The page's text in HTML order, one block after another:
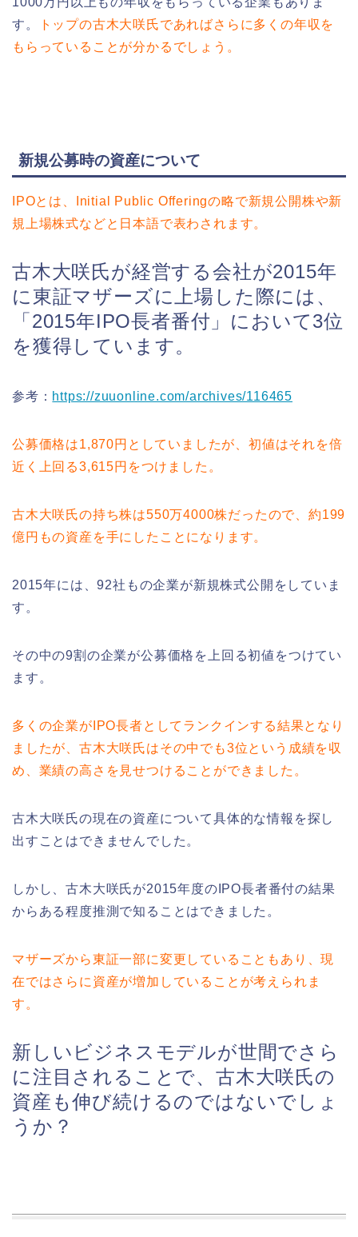
す。
トップの古木大咲氏であればさらに多くの年収を
もらっていることが分かるでしょう。
新規公募時の資産について
IPOとは、Initial Public Offeringの略で新規公開株や新
規上場株式などと日本語で表わされます。
古木大咲氏が経営する会社が2015年
に東証マザーズに上場した際には、
「2015年IPO長者番付」において3位
を獲得しています。
参考： https://zuuonline.com/archives/116465
公募価格は1,870円としていましたが、初値はそれを倍
近く上回る3,615円をつけました。
古木大咲氏の持ち株は550万4000株だったので、約199
億円もの資産を手にしたことになります。
2015年には、92社もの企業が新規株式公開をしていま
す。
その中の9割の企業が公募価格を上回る初値をつけてい
ます。
多くの企業がIPO長者としてランクインする結果となり
ましたが、古木大咲氏はその中でも3位という成績を収
め、業績の高さを見せつけることができました。
古木大咲氏の現在の資産について具体的な情報を探し
出すことはできませんでした。
しかし、古木大咲氏が2015年度のIPO長者番付の結果
からある程度推測で知ることはできました。
マザーズから東証一部に変更していることもあり、現
在ではさらに資産が増加していることが考えられま
す。
新しいビジネスモデルが世間でさら
に注目されることで、古木大咲氏の
資産も伸び続けるのではないでしょ
うか？